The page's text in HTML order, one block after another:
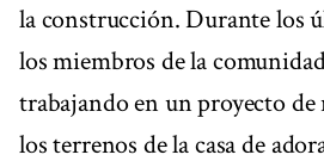
la construcción. Durante los
los miembros de la
trabajando en un proyecto
los terrenos de la casa de